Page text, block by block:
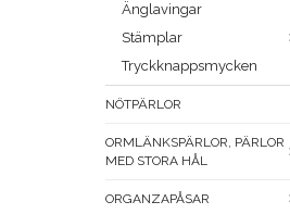
Änglavingar
Stämplar
Tryckknappsmycken
NÖTPÄRLOR
ORMLÄNKSPÄRLOR, PÄRLOR
MED STORA HÅL
ORGANZAPÅSAR